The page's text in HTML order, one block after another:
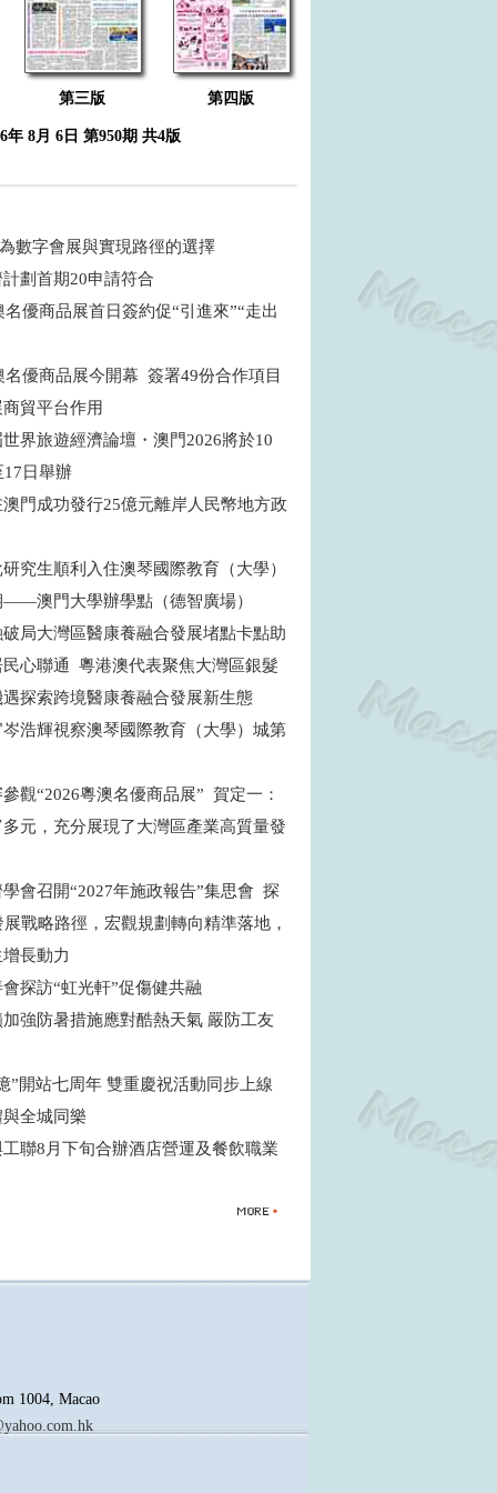
第三版 第四版
年 8月 6日 第950期 共4版
數字會展與實現路徑的選擇
劃首期20申請符合
名優商品展首日簽約促“引進來”“走出
名優商品展今開幕 簽署49份合作項目
貿平台作用
界旅遊經濟論壇・澳門2026將於10
17日舉辦
門成功發行25億元離岸人民幣地方政
究生順利入住澳琴國際教育（大學）
——澳門大學辦學點（德智廣場）
局大灣區醫康養融合發展堵點卡點助
心聯通 粵港澳代表聚焦大灣區銀髮
探索跨境醫康養融合發展新生態
浩輝視察澳琴國際教育（大學）城第
觀“2026粵澳名優商品展” 賀定一：
元，充分展現了大灣區產業高質量發
會召開“2027年施政報告”集思會 探
展戰略路徑，宏觀規劃轉向精準落地，
長動力
探訪“虹光軒”促傷健共融
強防暑措施應對酷熱天氣 嚴防工友
”開站七周年 雙重慶祝活動同步上線
全城同樂
聯8月下旬合辦酒店營運及餐飲職業
1004, Macao